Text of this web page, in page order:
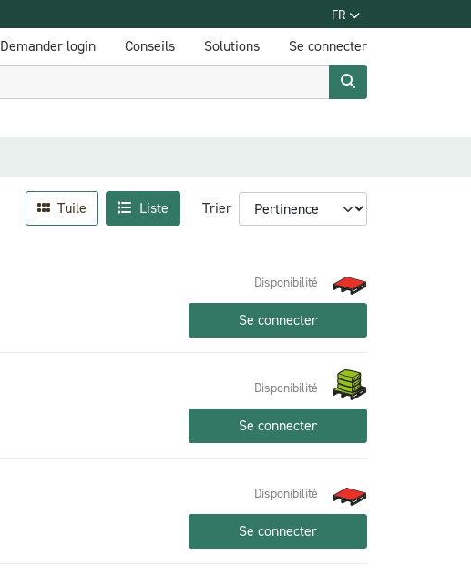
FR
Demander login Conseils Solutions Se connecter
Tuile Liste Trier
Disponibilité
Se connecter
Disponibilité
Se connecter
Disponibilité
Se connecter